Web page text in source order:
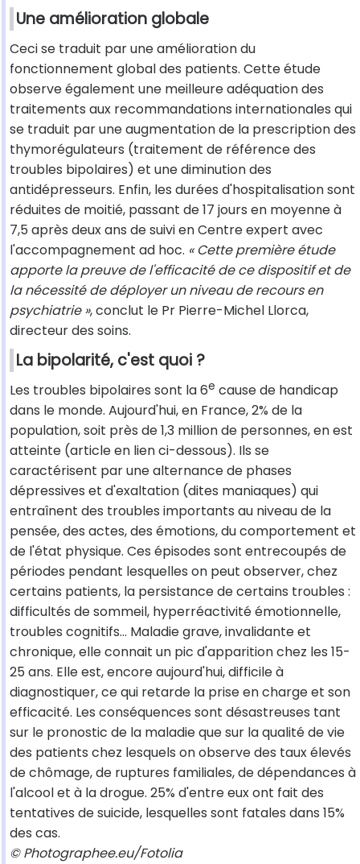
Une amélioration globale
Ceci se traduit par une amélioration du
fonctionnement global des patients. Cette étude
observe également une meilleure adéquation des
traitements aux recommandations internationales qui
se traduit par une augmentation de la prescription des
thymorégulateurs (traitement de référence des
troubles bipolaires) et une diminution des
antidépresseurs. Enfin, les durées d'hospitalisation sont
réduites de moitié, passant de 17 jours en moyenne à
7,5 après deux ans de suivi en Centre expert avec
l'accompagnement ad hoc. « Cette première étude
apporte la preuve de l'efficacité de ce dispositif et de
la nécessité de déployer un niveau de recours en
psychiatrie », conclut le Pr Pierre-Michel Llorca,
directeur des soins.
La bipolarité, c'est quoi ?
Les troubles bipolaires sont la 6e cause de handicap
dans le monde. Aujourd'hui, en France, 2% de la
population, soit près de 1,3 million de personnes, en est
atteinte (article en lien ci-dessous). Ils se
caractérisent par une alternance de phases
dépressives et d'exaltation (dites maniaques) qui
entraînent des troubles importants au niveau de la
pensée, des actes, des émotions, du comportement et
de l'état physique. Ces épisodes sont entrecoupés de
périodes pendant lesquelles on peut observer, chez
certains patients, la persistance de certains troubles :
difficultés de sommeil, hyperréactivité émotionnelle,
troubles cognitifs… Maladie grave, invalidante et
chronique, elle connait un pic d'apparition chez les 15-
25 ans. Elle est, encore aujourd'hui, difficile à
diagnostiquer, ce qui retarde la prise en charge et son
efficacité. Les conséquences sont désastreuses tant
sur le pronostic de la maladie que sur la qualité de vie
des patients chez lesquels on observe des taux élevés
de chômage, de ruptures familiales, de dépendances à
l'alcool et à la drogue. 25% d'entre eux ont fait des
tentatives de suicide, lesquelles sont fatales dans 15%
des cas.
© Photographee.eu/Fotolia